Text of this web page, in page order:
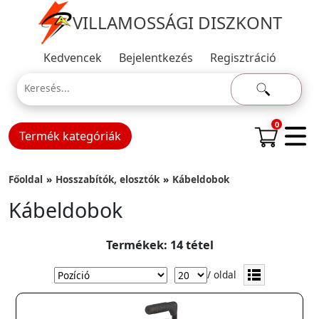
VILLAMOSSÁGI DISZKONT
Kedvencek Bejelentkezés Regisztráció
Termék kategóriák
0
Főoldal Hosszabítók, elosztók Kábeldobok
Kábeldobok
Termékek: 14 tétel
/ oldal